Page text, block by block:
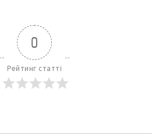
0
Рейтинг статті